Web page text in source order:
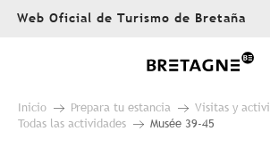
AllerWeb Oficial de Turismo de Bretaña
Inicio Prepara tu estancia
Visitas y
Todas las actividades
Musée 39-45